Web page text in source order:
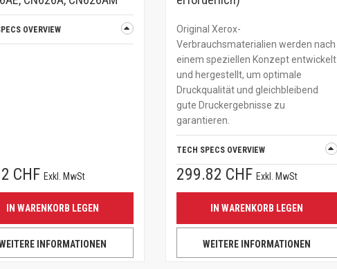
OVERVIEW
CHF Exkl. MwSt
IN WARENKORB LEGEN
INFORMATIONEN
Original Xerox-
Verbrauchsmaterialien werden nach
einem speziellen Konzept entwickelt
und hergestellt, um optimale
Druckqualität und gleichbleibend
gute Druckergebnisse zu
garantieren.
TECH SPECS OVERVIEW
299.82 CHF Exkl. MwSt
IN WARENKORB LEGEN
WEITERE INFORMATIONEN